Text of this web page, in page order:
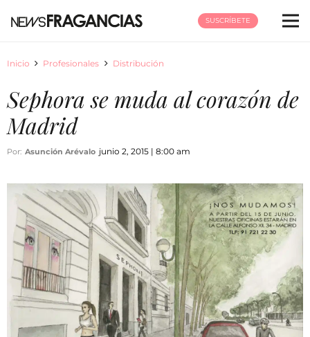
SUSCRÍBETE
Inicio Profesionales Distribución
Sephora se muda al corazón de
Madrid
Por: Asunción Arévalo junio 2, 2015 | 8:00 am